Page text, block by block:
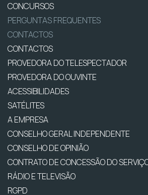
CONCURSOS
PERGUNTAS FREQUENTES
CONTACTOS
CONTACTOS
PROVEDORA DO TELESPECTADOR
PROVEDORA DO OUVINTE
ACESSIBILIDADES
SATÉLITES
A EMPRESA
CONSELHO GERAL INDEPENDENTE
CONSELHO DE OPINIÃO
CONTRATO DE CONCESSÃO DO
RÁDIO E TELEVISÃO
RGPD